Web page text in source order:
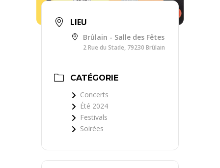
LIEU
Brûlain - Salle des Fêtes
2 Rue du Stade, 79230 Brûlain
CATÉGORIE
Concerts
Été 2024
Festivals
Soirées